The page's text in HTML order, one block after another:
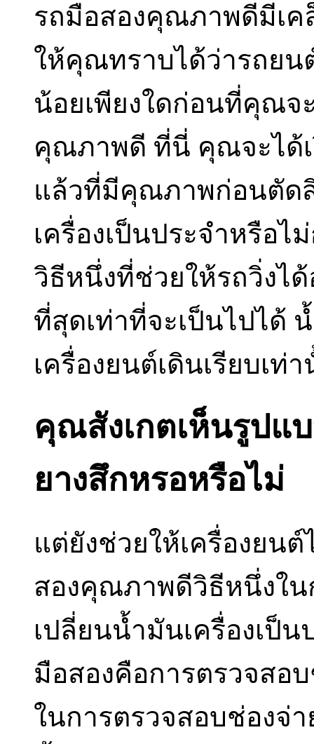
รถมือสองคุณภาพดีมีเค
ให้คุณทราบได้ว่ารถยน
น้อยเพียงใดก่อนที่คุณ
คุณภาพดี ที่นี่ คุณจะได้เ
แล้วที่มีคุณภาพก่อนตัด
เครื่องเป็นประจำหรือไ
วิธีหนึ่งที่ช่วยให้รถวิ่งไ
ที่สุดเท่าที่จะเป็นไปได้
เครื่องยนต์เดินเรียบเท่
คุณสังเกตเห็นรูปแ
ยางสึกหรอหรือไม่
แต่ยังช่วยให้เครื่องยน
สองคุณภาพดีวิธีหนึ่งใน
เปลี่ยนน้ำมันเครื่องเป็น
มือสองคือการตรวจสอ
ในการตรวจสอบช่องจ่